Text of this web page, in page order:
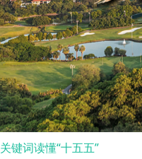
关键词读懂“十五五”